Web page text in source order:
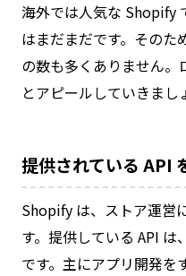
海外では人気な Shopify
はまだまだです。その
の数も多くありません。
とアピールしていきまし
提供されている API
Shopify は、ストア運営
す。提供している API
です。主にアプリ開発を